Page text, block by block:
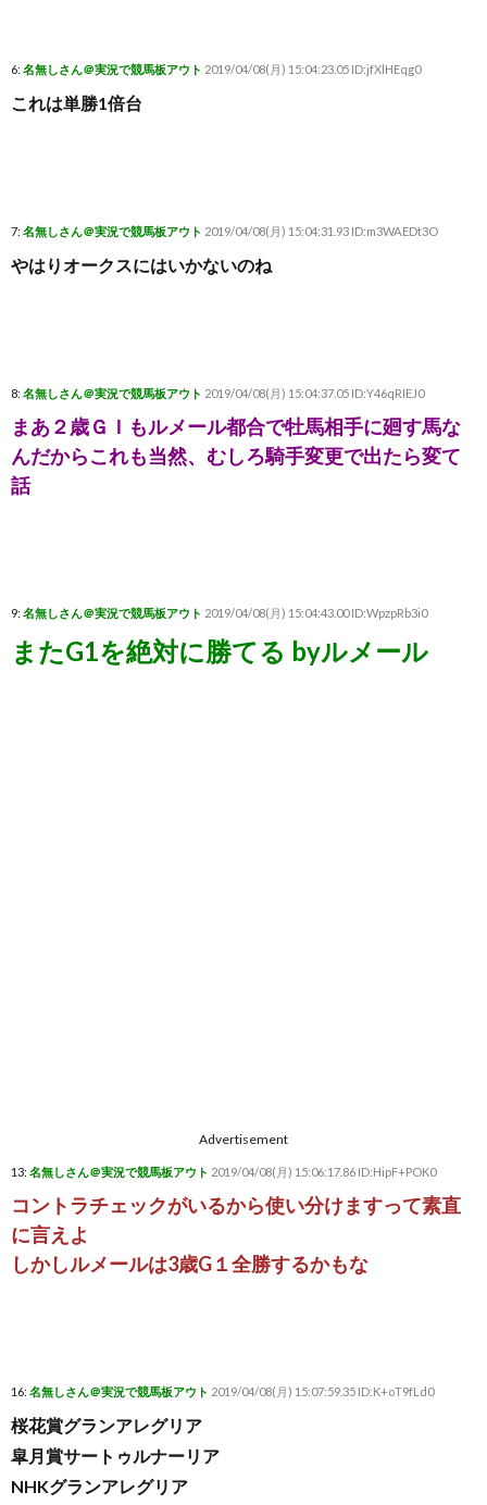
6: 名無しさん＠実況で競馬板アウト 2019/04/08(月) 15:04:23.05 ID:jfXlHEqg0
これは単勝1倍台
7: 名無しさん＠実況で競馬板アウト 2019/04/08(月) 15:04:31.93 ID:m3WAEDt3O
やはりオークスにはいかないのね
8: 名無しさん＠実況で競馬板アウト 2019/04/08(月) 15:04:37.05 ID:Y46qRIEJ0
まあ２歳ＧＩもルメール都合で牡馬相手に廻す馬な
んだからこれも当然、むしろ騎手変更で出たら変て
話
9: 名無しさん＠実況で競馬板アウト 2019/04/08(月) 15:04:43.00 ID:WpzpRb3i0
またG1を絶対に勝てる byルメール
Advertisement
13: 名無しさん＠実況で競馬板アウト 2019/04/08(月) 15:06:17.86 ID:HipF+POK0
コントラチェックがいるから使い分けますって素直
に言えよ
しかしルメールは3歳G１全勝するかもな
16: 名無しさん＠実況で競馬板アウト 2019/04/08(月) 15:07:59.35 ID:K+oT9fLd0
桜花賞グランアレグリア
皐月賞サートゥルナーリア
NHKグランアレグリア